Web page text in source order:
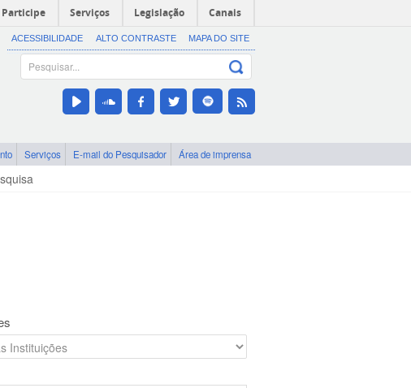
Participe Serviços Legislação Canais
ACESSIBILIDADE ALTO CONTRASTE MAPA DO SITE
Serviços E-mail do Pesquisador Área de imprensa